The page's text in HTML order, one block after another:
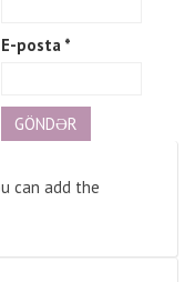
E-posta *
can add the